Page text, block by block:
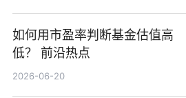
如何用市盈率判断基金估值高
低？ 前沿热点
2026-06-20